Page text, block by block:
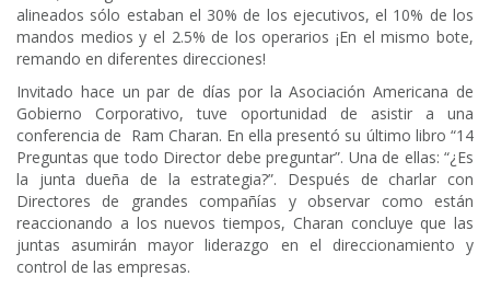
alineados sólo estaban el 30% de los ejecutivos, el 10% de los
mandos medios y el 2.5% de los operarios ¡En el mismo bote,
remando en diferentes direcciones!
Invitado hace un par de días por la Asociación Americana de
Gobierno Corporativo, tuve oportunidad de asistir a una
conferencia de Ram Charan. En ella presentó su último libro “14
Preguntas que todo Director debe preguntar”. Una de ellas: “¿Es
la junta dueña de la estrategia?”. Después de charlar con
Directores de grandes compañías y observar como están
reaccionando a los nuevos tiempos, Charan concluye que las
juntas asumirán mayor liderazgo en el direccionamiento y
control de las empresas.